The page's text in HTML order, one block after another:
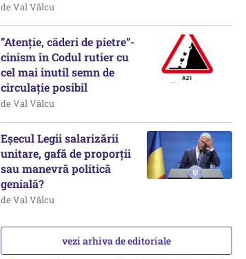
de Val Vâlcu
”Atenție, căderi de pietre”-
cinism în Codul rutier cu
cel mai inutil semn de
circulație posibil
de Val Vâlcu
Eșecul Legii salarizării
unitare, gafă de proporții
sau manevră politică
genială?
de Val Vâlcu
vezi arhiva de editoriale